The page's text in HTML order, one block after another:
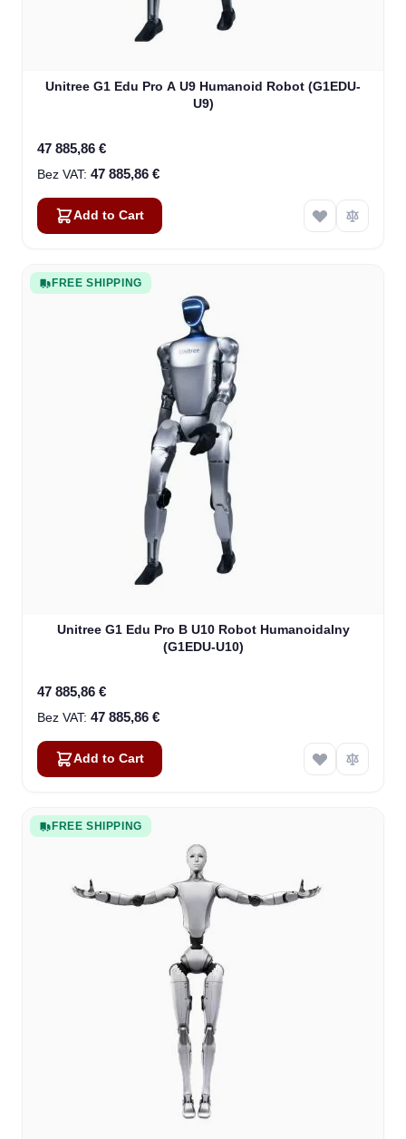
Unitree G1 Edu Pro A U9 Humanoid Robot (G1EDU-
U9)
47 885,86 €
47 885,86 €
Add to Cart
FREE SHIPPING
Unitree G1 Edu Pro B U10 Robot Humanoidalny
(G1EDU-U10)
47 885,86 €
47 885,86 €
Add to Cart
FREE SHIPPING